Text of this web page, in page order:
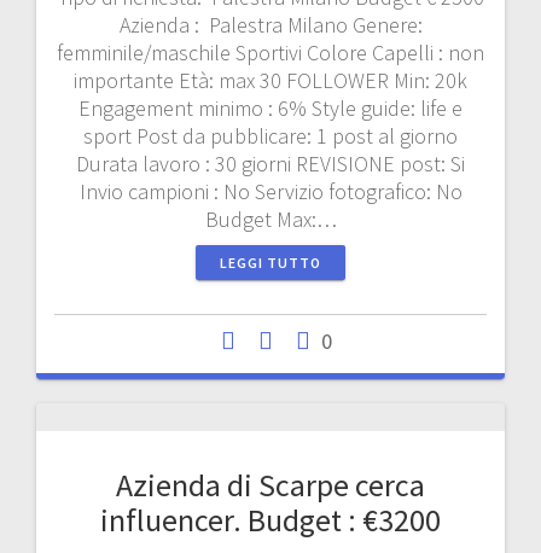
Azienda : Palestra Milano Genere:
femminile/maschile Sportivi Colore Capelli : non
importante Età: max 30 FOLLOWER Min: 20k
Engagement minimo : 6% Style guide: life e
sport Post da pubblicare: 1 post al giorno
Durata lavoro : 30 giorni REVISIONE post: Si
Invio campioni : No Servizio fotografico: No
Budget Max:…
LEGGI TUTTO
0
Azienda di Scarpe cerca
influencer. Budget : €3200